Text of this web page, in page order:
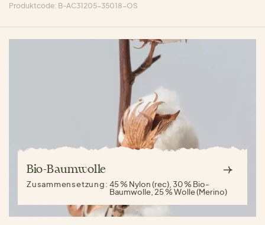
Produktcode: B-AC31205-35018-OS
Bio-Baumwolle
Zusammensetzung:45 % Nylon (rec), 30 % Bio-
Baumwolle, 25 % Wolle (Merino)